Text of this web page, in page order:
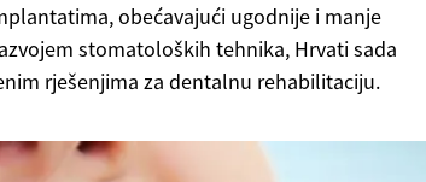
obećavajući ugodnije i manje
stomatoloških tehnika, Hrvati sada
rješenjima za dentalnu rehabilitaciju.